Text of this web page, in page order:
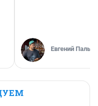
Евгений